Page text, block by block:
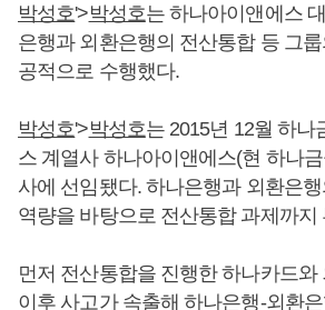
박성호'>박성호는 하나아이앤에스
은행과 외환은행의 전산통합 등 그
공적으로 수행했다.
박성호'>박성호는 2015년 12월 하나
스 계열사 하나아이앤에스(현 하나
사에 선임됐다. 하나은행과 외환은
역량을 바탕으로 전산통합 과제까지
먼저 전산통합을 진행한 하나카드와
이후 사고가 속출해 하나은행-외환